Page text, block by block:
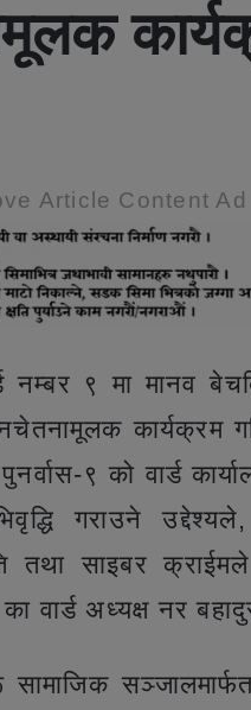
Article Content Ad
नम्बर ९ मा मानव
कार्यक्रम
९ को वार्ड
गराउने
तथा साइबर
वार्ड अध्यक्ष नर
सामाजिक